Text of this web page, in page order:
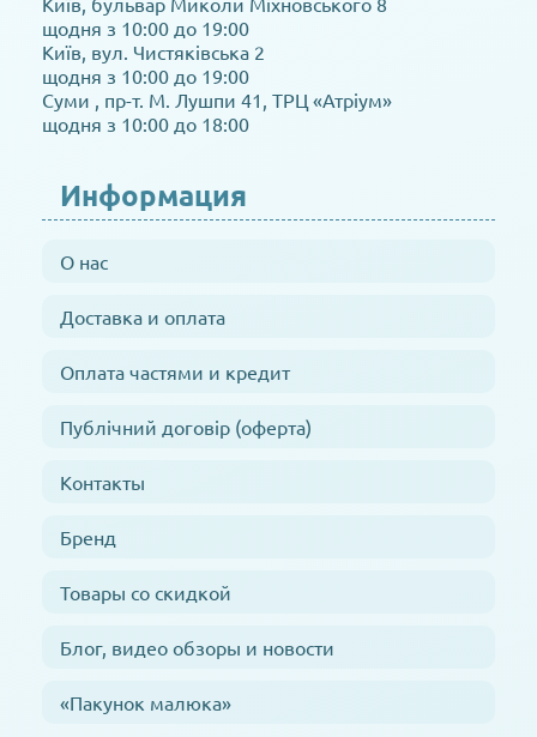
щодня з 10:00 до 19:00
Київ, вул. Чистяківська 2
щодня з 10:00 до 19:00
Суми , пр-т. М. Лушпи 41, ТРЦ «Атріум»
щодня з 10:00 до 18:00
Информация
О нас
Доставка и оплата
Оплата частями и кредит
Публічний договір (оферта)
Контакты
Бренд
Товары со скидкой
Блог, видео обзоры и новости
«Пакунок малюка»